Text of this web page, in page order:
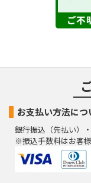
お支払い方法につ
銀行振込（先払い）
※振込手数料はお客様